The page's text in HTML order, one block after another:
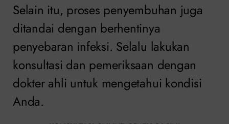
Selain itu, proses penyembuhan juga
ditandai dengan berhentinya
penyebaran infeksi. Selalu lakukan
konsultasi dan pemeriksaan dengan
dokter ahli untuk mengetahui kondisi
Anda.